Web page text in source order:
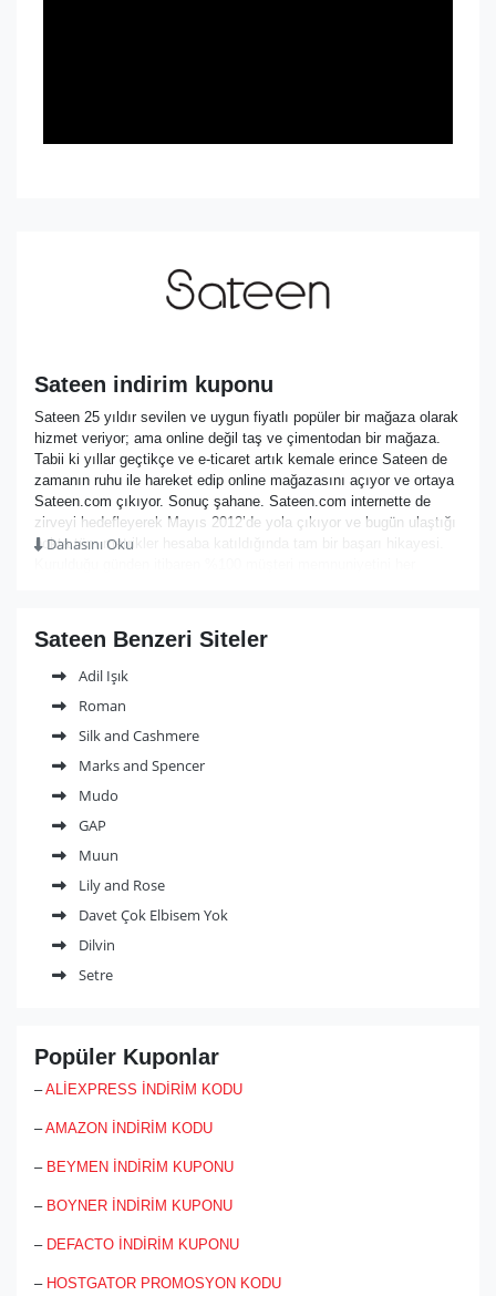
Sateen indirim kuponu
Sateen 25 yıldır sevilen ve uygun fiyatlı popüler bir mağaza olarak
hizmet veriyor; ama online değil taş ve çimentodan bir mağaza.
Tabii ki yıllar geçtikçe ve e-ticaret artık kemale erince Sateen de
zamanın ruhu ile hareket edip online mağazasını açıyor ve ortaya
Sateen.com çıkıyor. Sonuç şahane. Sateen.com internette de
zirveyi hedefleyerek Mayıs 2012’de yola çıkıyor ve bugün ulaştığı
nokta tüm metrikler hesaba katıldığında tam bir başarı hikayesi.
herşeyden daha önemlisi hiç bir yerde olmayan, sadece
sateen.com’a özel “Anında Kargo” sistemini devreye sokarak
kullanıcılarının gönlünü çalıyor. (Not: Sateen.com Ekim/2014’ten
gelen siparişleri geliş anı itibarıyla sırası ile en hızlı bir şekilde
hatta belki de “Jet Gibi” tabirini kullanabileceğimiz bir şekilde
kullanılası bir sitedir.
Dahasını Oku
Sateen Benzeri Siteler
Adil Işık
Roman
Silk and Cashmere
Marks and Spencer
Mudo
GAP
Muun
Lily and Rose
Davet Çok Elbisem Yok
Dilvin
Setre
Popüler Kuponlar
–ALİEXPRESS İNDİRİM KODU
–AMAZON İNDİRİM KODU
– BEYMEN İNDİRİM KUPONU
– BOYNER İNDİRİM KUPONU
– DEFACTO İNDİRİM KUPONU
– HOSTGATOR PROMOSYON KODU